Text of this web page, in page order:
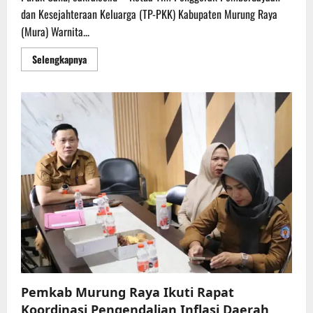
dan Kesejahteraan Keluarga (TP-PKK) Kabupaten Murung Raya
(Mura) Warnita...
SelengkapnyaRead
more
TP-
PKK
Edukasi
Keuangan
Bagi
Perempuan
dalam
Rangka
Bulan
Literasi
Keuangan
2026
Pemkab Murung Raya Ikuti Rapat
Koordinasi Pengendalian Inflasi Daerah